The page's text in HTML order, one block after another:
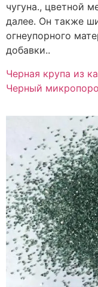
чугуна., цветной
далее. Он также
огнеупорного
добавки..
Черная крупа из
Черный